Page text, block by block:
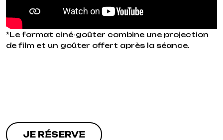
*Le format ciné-goûter combine une projection
de film et un goûter offert après la séance.
JE RÉSERVE